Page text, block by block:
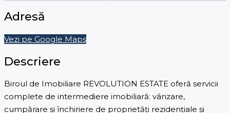
Adresă
Vezi pe Google Maps
Descriere
Biroul de Imobiliare REVOLUTION ESTATE oferă servicii
complete de intermediere imobiliară: vânzare,
cumpărare și închiriere de proprietăți rezidențiale și